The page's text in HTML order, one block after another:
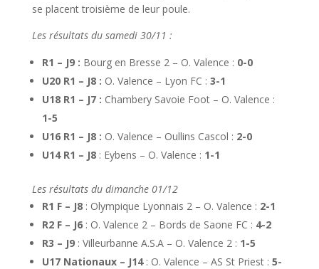
se placent troisième de leur poule.
Les résultats du samedi 30/11 :
R1 – J9 : Bourg en Bresse 2 – O. Valence : 0-0
U20 R1 – J8 : O. Valence – Lyon FC : 3-1
U18 R1 – J7 : Chambery Savoie Foot – O. Valence :
1-5
U16 R1 – J8 : O. Valence – Oullins Cascol : 2-0
U14 R1 – J8: Eybens – O. Valence : 1-1
Les résultats du dimanche 01/12
R1 F – J8: Olympique Lyonnais 2 – O. Valence : 2-1
R2 F – J6: O. Valence 2 – Bords de Saone FC : 4-2
R3 – J9 : Villeurbanne A.S.A – O. Valence 2 : 1-5
U17 Nationaux – J14 : O. Valence – AS St Priest : 5-